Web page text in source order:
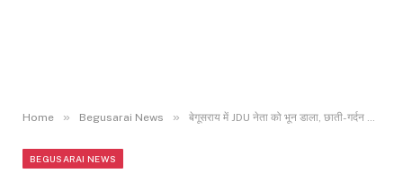
Home » Begusarai News » बेगूसराय में JDU नेता को भून डाला, छाती-गर्दन और आंख में मारी गोली…मच गया हंड़कप
BEGUSARAI NEWS